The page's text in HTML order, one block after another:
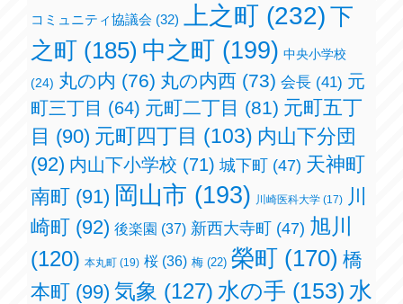
コミュニティ協議会 (32) 上之町(232) 下
之町(185) 中之町(199) 中央小学校
(24) 丸の内 (76) 丸の内西(73) 会長(41) 元
町三丁目 (64) 元町二丁目 (81) 元町五丁
目 (90) 元町四丁目 (103) 内山下分団
(92) 内山下小学校 (71) 城下町(47) 天神町
南町(91) 岡山市 (193) 川崎医科大学(17)
川
崎町(92) 後楽園 (37) 新西大寺町(47) 旭川
(120) 本丸町(19) 桜(36) 梅(22) 榮町 (170) 橋
本町(99) 気象 (127) 水の手 (153) 水